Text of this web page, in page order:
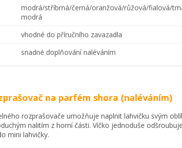
modrá/stříbrná/černá/oranžová/růžová/fialová/
modrá
vhodné do příručního zavazadla
snadné doplňování naléváním
na parfém shora (naléváním)
rozprašovače umožňuje naplnit lahvičku svým
nalitím z horní části. Víčko jednoduše
mini lahvičky.